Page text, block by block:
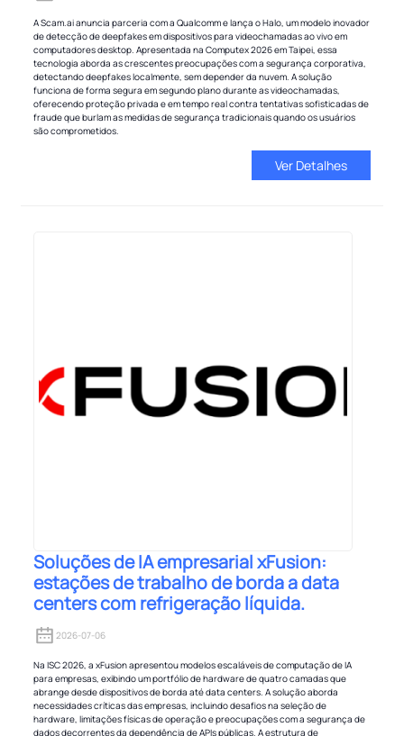
A Scam.ai anuncia parceria com a Qualcomm e lança o Halo, um modelo inovador
de detecção de deepfakes em dispositivos para videochamadas ao vivo em
computadores desktop. Apresentada na Computex 2026 em Taipei, essa
tecnologia aborda as crescentes preocupações com a segurança corporativa,
detectando deepfakes localmente, sem depender da nuvem. A solução
funciona de forma segura em segundo plano durante as videochamadas,
oferecendo proteção privada e em tempo real contra tentativas sofisticadas de
fraude que burlam as medidas de segurança tradicionais quando os usuários
são comprometidos.
Ver Detalhes
Soluções de IA empresarial xFusion:
estações de trabalho de borda a data
centers com refrigeração líquida.
2026-07-06
Na ISC 2026, a xFusion apresentou modelos escaláveis ​​de computação de IA
para empresas, exibindo um portfólio de hardware de quatro camadas que
abrange desde dispositivos de borda até data centers. A solução aborda
necessidades críticas das empresas, incluindo desafios na seleção de
hardware, limitações físicas de operação e preocupações com a segurança de
dados decorrentes da dependência de APIs públicas. A estrutura de